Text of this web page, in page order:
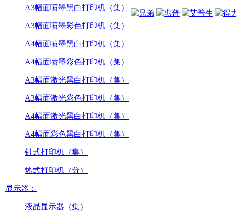
A3幅面喷墨黑白打印机（集）
A3幅面喷墨彩色打印机（集）
A4幅面喷墨黑白打印机（集）
A4幅面喷墨彩色打印机（集）
A3幅面激光黑白打印机（集）
A3幅面激光彩色打印机（集）
A4幅面激光黑白打印机（集）
A4幅面彩色黑白打印机（集）
针式打印机（集）
热式打印机（分）
显示器：
液晶显示器（集）